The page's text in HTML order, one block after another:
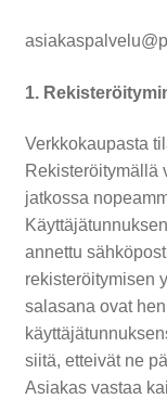
1.
Verkkokaupasta
Rekisteröitymällä
jatkossa
annettu
rekisteröitymisen
salasana ovat
siitä, etteivät ne
Asiakas vastaa